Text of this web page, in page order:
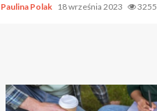
Paulina Polak 18 września 2023 3255